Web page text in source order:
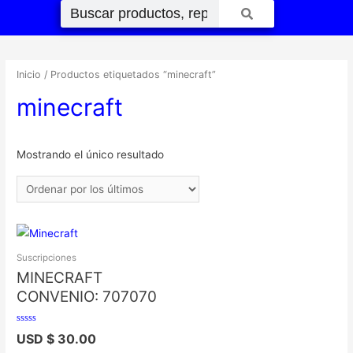
Inicio / Productos etiquetados “minecraft”
minecraft
Mostrando el único resultado
Suscripciones
MINECRAFT
CONVENIO: 707070
Valorado
con
USD $ 30.00